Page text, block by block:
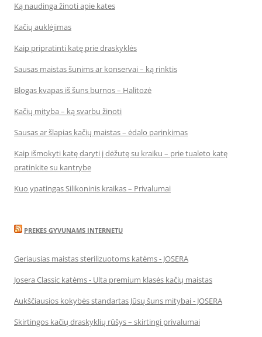
Ką naudinga žinoti apie kates
Kačių auklėjimas
Kaip pripratinti katę prie draskyklės
Sausas maistas šunims ar konservai – ką rinktis
Blogas kvapas iš šuns burnos – Halitozė
Kačių mityba – ką svarbu žinoti
Sausas ar šlapias kačių maistas – ėdalo parinkimas
Kaip išmokyti katę daryti į dėžutę su kraiku – prie tualeto katę
pratinkite su kantrybe
Kuo ypatingas Silikoninis kraikas – Privalumai
PREKES GYVUNAMS INTERNETU
Geriausias maistas sterilizuotoms katėms - JOSERA
Josera Classic katėms - Ulta premium klasės kačių maistas
Aukščiausios kokybės standartas Jūsų šuns mitybai - JOSERA
Skirtingos kačių draskyklių rūšys – skirtingi privalumai